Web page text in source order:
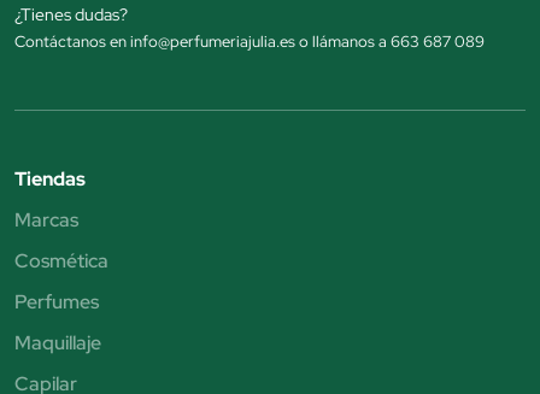
¿Tienes dudas?
Contáctanos en info@perfumeriajulia.es o llámanos a 663 687 089
Tiendas
Marcas
Cosmética
Perfumes
Maquillaje
Capilar